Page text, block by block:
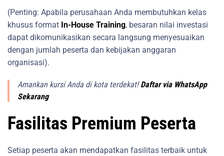
(Penting: Apabila perusahaan Anda membutuhkan kelas
khusus format In-House Training, besaran nilai investasi
dapat dikomunikasikan secara langsung menyesuaikan
dengan jumlah peserta dan kebijakan anggaran
organisasi).
Amankan kursi Anda di kota terdekat!Daftar via WhatsApp
Sekarang
Fasilitas Premium Peserta
Setiap peserta akan mendapatkan fasilitas terbaik untuk